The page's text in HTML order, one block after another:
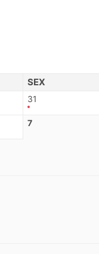
SEX
31
7